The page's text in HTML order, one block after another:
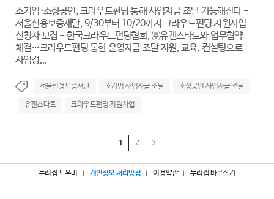
소기업·소상공인, 크라우드펀딩 통해 사업자금 조달 가능해진다 -
서울신용보증재단, 9/30부터 10/20까지 크라우드펀딩 지원사업
신청자 모집 - 한국크라우드펀딩협회, ㈜유캔스타트와 업무협약
체결…크라우드펀딩 통한 운영자금 조달 지원, 교육, 컨설팅으로
사업경...
서울신용보증재단 소기업 사업자금 조달 소상공인 사업자금 조달
유캔스타트 크라우드펀딩 지원사업
1 2 3
누리집 도우미 개인정보 처리방침 이용약관 누리집 바로잡기